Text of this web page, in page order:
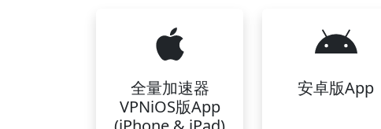
全量加速器
VPNiOS版App
安卓版App